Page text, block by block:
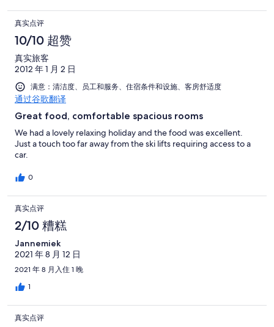
真实点评
10/10 超赞
真实旅客
2012 年 1 月 2 日
满意：清洁度、员工和服务、住宿条件和设施、客房舒适度
通过谷歌翻译
Great food, comfortable spacious rooms
We had a lovely relaxing holiday and the food was excellent.
Just a touch too far away from the ski lifts requiring access to a
car.
0
真实点评
2/10 糟糕
Jannemiek
2021 年 8 月 12 日
2021 年 8 月入住 1 晚
1
真实点评